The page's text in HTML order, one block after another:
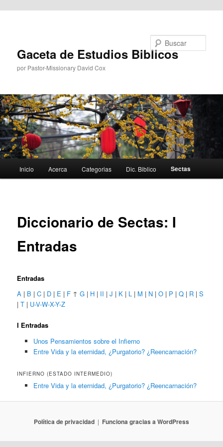
Gaceta de Estudios Biblicos
por Pastor-Missionary David Cox
principal
Inicio Acerca Categorias Dic. Biblico Sectas
Diccionario de Sectas: I
Entradas
Entradas
A | B |C | D | E | F ↑G | H | II |J | K | L | M | N |O | P |Q | R |S
|T | U-V-W-X-Y-Z
I Entradas
Unos Pensamientos sobre el Infierno
Entre Vida y la eternidad, ¿Purgatorio? ¿Reencarnación?
INFIERNO (ESTADO INTERMEDIO)
Entre Vida y la eternidad, ¿Purgatorio? ¿Reencarnación?
Política de privacidad Funciona gracias a WordPress